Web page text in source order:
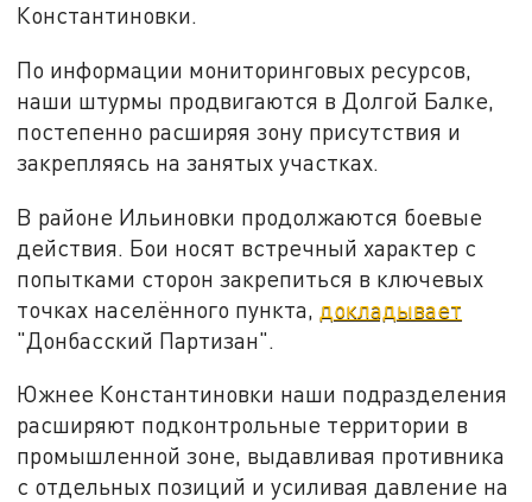
Константиновки.
По информации мониторинговых ресурсов,
наши штурмы продвигаются в Долгой Балке,
постепенно расширяя зону присутствия и
закрепляясь на занятых участках.
В районе Ильиновки продолжаются боевые
действия. Бои носят встречный характер с
попытками сторон закрепиться в ключевых
точках населённого пункта, докладывает
"Донбасский Партизан".
Южнее Константиновки наши подразделения
расширяют подконтрольные территории в
промышленной зоне, выдавливая противника
с отдельных позиций и усиливая давление на